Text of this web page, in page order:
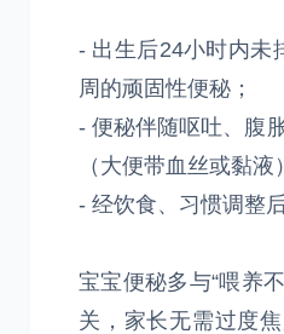
- 出生后24小时内未
周的顽固性便秘；
- 便秘伴随呕吐、腹
（大便带血丝或黏液
- 经饮食、习惯调整
宝宝便秘多与“喂养
关，家长无需过度